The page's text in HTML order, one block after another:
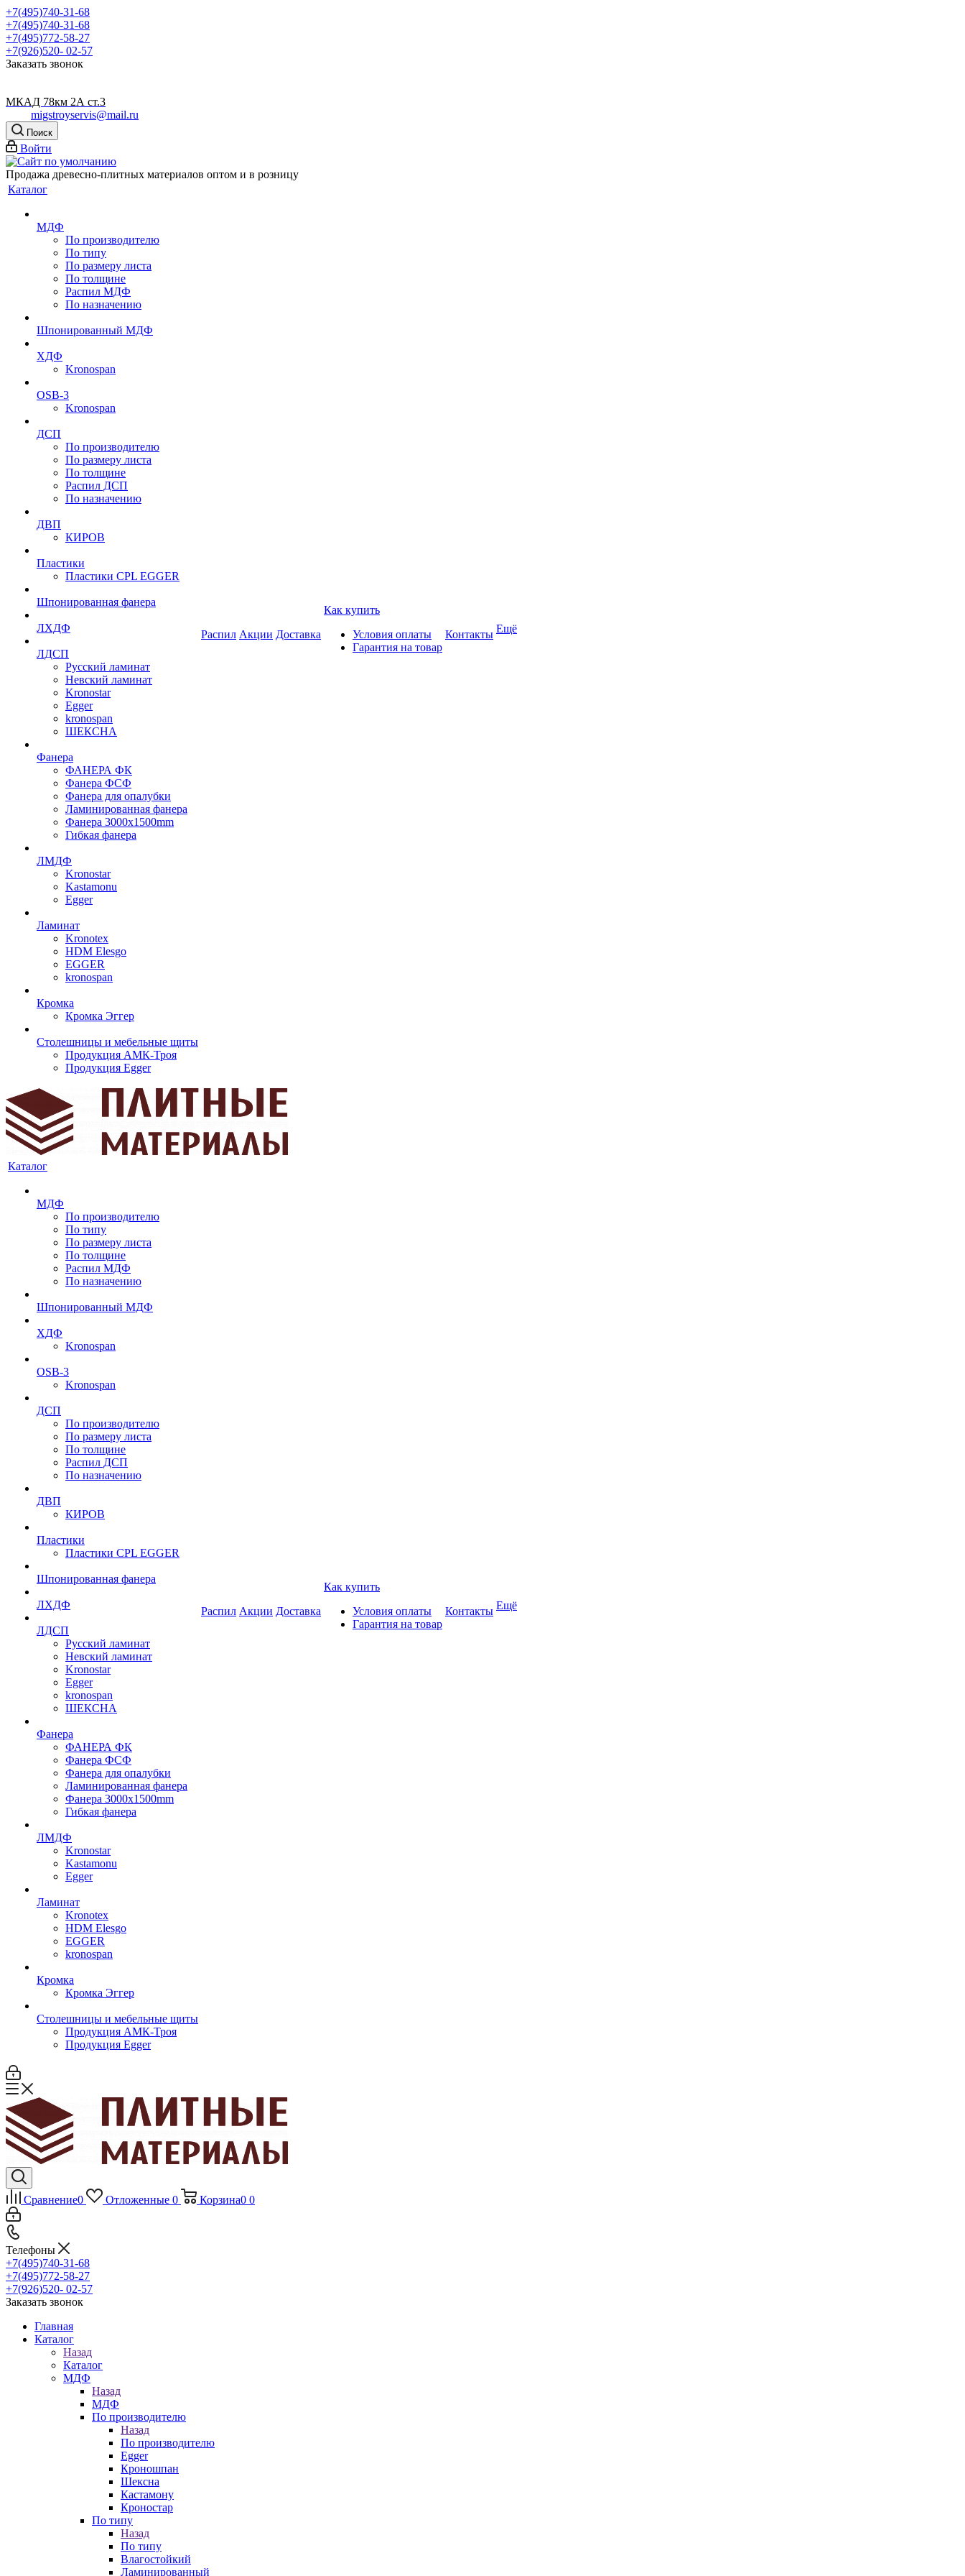
+7(495)740-31-68
+7(495)740-31-68
+7(495)772-58-27
+7(926)520- 02-57
Заказать звонок
МКАД 78км 2А ст.3
migstroyservis@mail.ru
Поиск
Войти
Продажа древесно-плитных материалов оптом и в розницу
Каталог
МДФ
По производителю
По типу
По размеру листа
По толщине
Распил МДФ
По назначению
Шпонированный МДФ
ХДФ
Kronospan
OSB-3
Kronospan
ДСП
По производителю
По размеру листа
По толщине
Распил ДСП
По назначению
ДВП
КИРОВ
Пластики
Пластики CPL EGGER
Шпонированная фанера
ЛХДФ
ЛДСП
Русский ламинат
Невский ламинат
Kronostar
Egger
kronospan
ШЕКСНА
Фанера
ФАНЕРА ФК
Фанера ФСФ
Фанера для опалубки
Ламинированная фанера
Фанера 3000х1500mm
Гибкая фанера
ЛМДФ
Kronostar
Kastamonu
Egger
Ламинат
Kronotex
HDM Elesgo
EGGER
kronospan
Кромка
Кромка Эггер
Столешницы и мебельные щиты
Продукция АМК-Троя
Продукция Egger
Распил Акции Доставка
Как купить
Условия оплаты
Гарантия на товар
Контакты Ещё
Каталог
МДФ
По производителю
По типу
По размеру листа
По толщине
Распил МДФ
По назначению
Шпонированный МДФ
ХДФ
Kronospan
OSB-3
Kronospan
ДСП
По производителю
По размеру листа
По толщине
Распил ДСП
По назначению
ДВП
КИРОВ
Пластики
Пластики CPL EGGER
Шпонированная фанера
ЛХДФ
ЛДСП
Русский ламинат
Невский ламинат
Kronostar
Egger
kronospan
ШЕКСНА
Фанера
ФАНЕРА ФК
Фанера ФСФ
Фанера для опалубки
Ламинированная фанера
Фанера 3000х1500mm
Гибкая фанера
ЛМДФ
Kronostar
Kastamonu
Egger
Ламинат
Kronotex
HDM Elesgo
EGGER
kronospan
Кромка
Кромка Эггер
Столешницы и мебельные щиты
Продукция АМК-Троя
Продукция Egger
Распил Акции Доставка
Как купить
Условия оплаты
Гарантия на товар
Контакты Ещё
Сравнение0 Отложенные 0 Корзина0 0
Телефоны
+7(495)740-31-68
+7(495)772-58-27
+7(926)520- 02-57
Заказать звонок
Главная
Каталог
Назад
Каталог
МДФ
Назад
МДФ
По производителю
Назад
По производителю
Egger
Кроношпан
Шексна
Кастамону
Кроностар
По типу
Назад
По типу
Влагостойкий
Ламинированный